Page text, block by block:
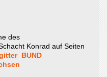
des
Konrad auf Seiten
BUND